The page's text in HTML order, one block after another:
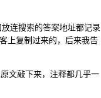
连搜索的答案地址都记录
上复制过来的，后来我告
文敲下来，注释都几乎一